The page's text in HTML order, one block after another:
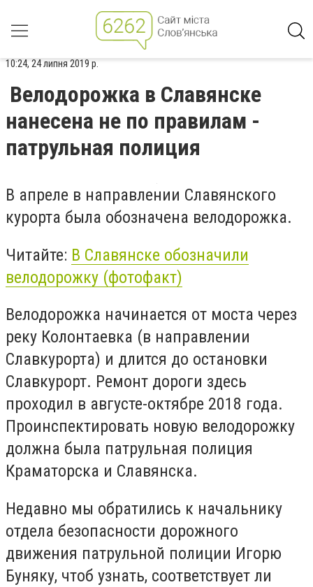
10:24, 24 липня 2019 р.
Велодорожка в Славянске
нанесена не по правилам -
патрульная полиция
В апреле в направлении Славянского
курорта была обозначена велодорожка.
Читайте: В Славянске обозначили
велодорожку (фотофакт)
Велодорожка начинается от моста через
реку Колонтаевка (в направлении
Славкурорта) и длится до остановки
Славкурорт. Ремонт дороги здесь
проходил в августе-октябре 2018 года.
Проинспектировать новую велодорожку
должна была патрульная полиция
Краматорска и Славянска.
Недавно мы обратились к начальнику
отдела безопасности дорожного
движения патрульной полиции Игорю
Буняку, чтоб узнать, соответствует ли